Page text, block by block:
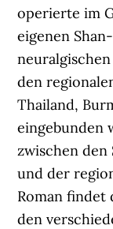
operierte im
eigenen
den
Thailand,
eingebunden
zwischen den
und der
Roman findet
den